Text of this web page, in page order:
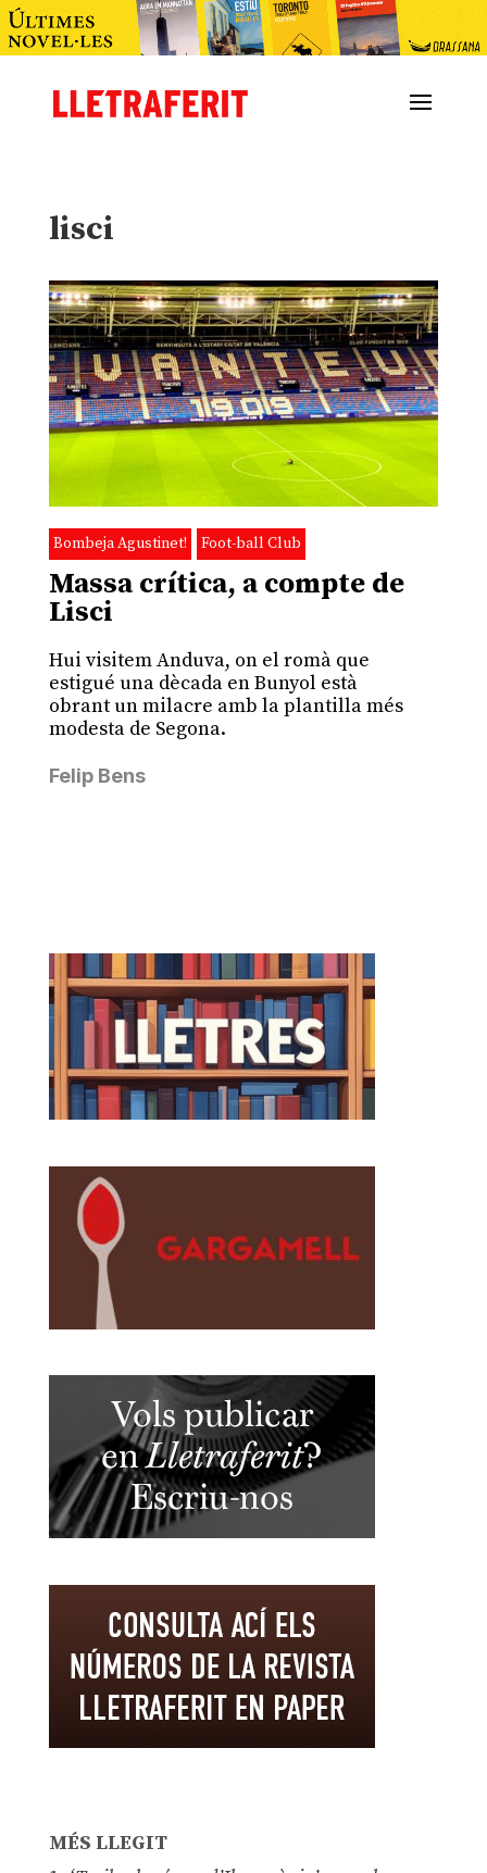
lisci
Bombeja Agustinet! Foot-ball Club
Massa crítica, a compte de
Lisci
Hui visitem Anduva, on el romà que
estigué una dècada en Bunyol està
obrant un milacre amb la plantilla més
modesta de Segona.
Felip Bens
MÉS LLEGIT